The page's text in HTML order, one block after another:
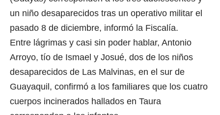
un niño desaparecidos tras un operativo militar el
pasado 8 de diciembre, informó la Fiscalía.
Entre lágrimas y casi sin poder hablar, Antonio
Arroyo, tío de Ismael y Josué, dos de los niños
desaparecidos de Las Malvinas, en el sur de
Guayaquil, confirmó a los familiares que los cuatro
cuerpos incinerados hallados en Taura